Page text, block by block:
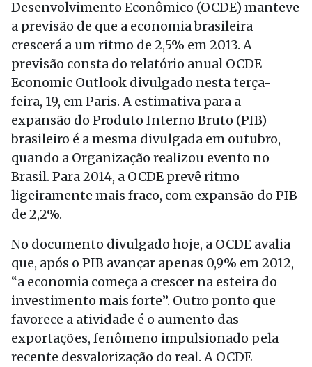
Desenvolvimento Econômico (OCDE) manteve
a previsão de que a economia brasileira
crescerá a um ritmo de 2,5% em 2013. A
previsão consta do relatório anual OCDE
Economic Outlook divulgado nesta terça-
feira, 19, em Paris. A estimativa para a
expansão do Produto Interno Bruto (PIB)
brasileiro é a mesma divulgada em outubro,
quando a Organização realizou evento no
Brasil. Para 2014, a OCDE prevê ritmo
ligeiramente mais fraco, com expansão do PIB
de 2,2%.
No documento divulgado hoje, a OCDE avalia
que, após o PIB avançar apenas 0,9% em 2012,
“a economia começa a crescer na esteira do
investimento mais forte”. Outro ponto que
favorece a atividade é o aumento das
exportações, fenômeno impulsionado pela
recente desvalorização do real. A OCDE